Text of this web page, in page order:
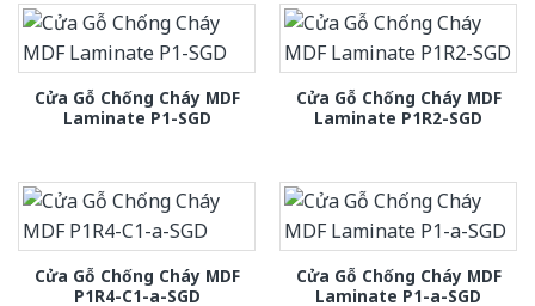
Cửa Gỗ Chống Cháy MDF
Laminate P1-SGD
Cửa Gỗ Chống Cháy MDF
Laminate P1R2-SGD
Cửa Gỗ Chống Cháy MDF
P1R4-C1-a-SGD
Cửa Gỗ Chống Cháy MDF
Laminate P1-a-SGD